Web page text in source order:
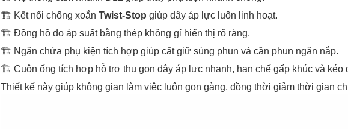
🏗️ Kết nối chống xoắn Twist-Stop giúp dây áp lực luôn linh hoạt.
🏗️ Đồng hồ đo áp suất bằng thép không gỉ hiển thị rõ ràng.
🏗️ Ngăn chứa phụ kiện tích hợp giúp cất giữ súng phun và cần phun ngăn nắp.
🏗️ Cuộn ống tích hợp hỗ trợ thu gọn dây áp lực nhanh, hạn chế gấp khúc và kéo
Thiết kế này giúp không gian làm việc luôn gọn gàng, đồng thời giảm thời gian